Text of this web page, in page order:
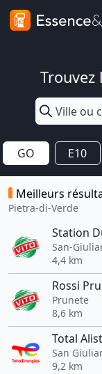
Trouvez
GO E10
Meilleurs
Pietra-di-Verde
Station
San-
4,4 km
Rossi
Prunete
8,6 km
Total
San
9,2 km